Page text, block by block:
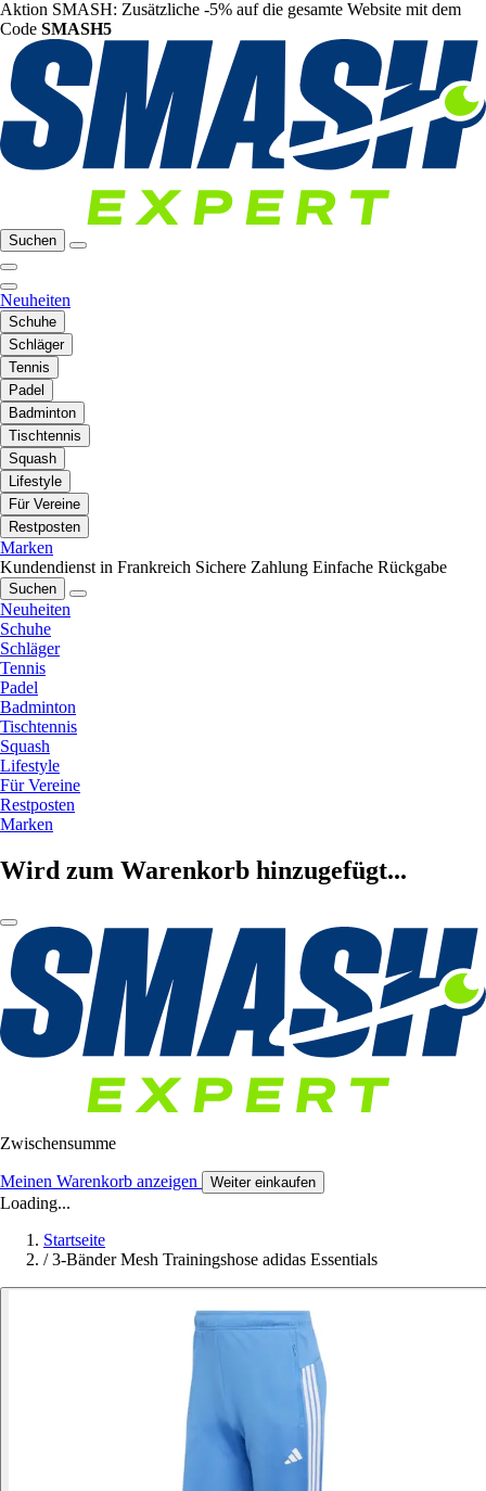
Aktion SMASH: Zusätzliche -5% auf die gesamte Website mit dem
Code SMASH5
Suchen
Neuheiten
Schuhe
Schläger
Tennis
Padel
Badminton
Tischtennis
Squash
Lifestyle
Für Vereine
Restposten
Marken
Kundendienst in Frankreich Sichere Zahlung Einfache Rückgabe
Suchen
Neuheiten
Schuhe
Schläger
Tennis
Padel
Badminton
Tischtennis
Squash
Lifestyle
Für Vereine
Restposten
Marken
Wird zum Warenkorb hinzugefügt...
Zwischensumme
Meinen Warenkorb anzeigen Weiter einkaufen
Loading...
Startseite
/ 3-Bänder Mesh Trainingshose adidas Essentials